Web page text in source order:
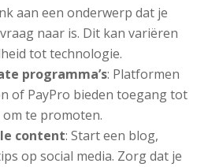
aan een onderwerp dat je
naar is. Dit kan variëren
tot technologie.
programma’s: Platformen
of PayPro bieden toegang tot
te promoten.
content: Start een blog,
op social media. Zorg dat je